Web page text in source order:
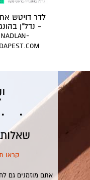
לדר דויטש
- נדל"ן
nadlan-
קראו
אתם מוזמנים גם